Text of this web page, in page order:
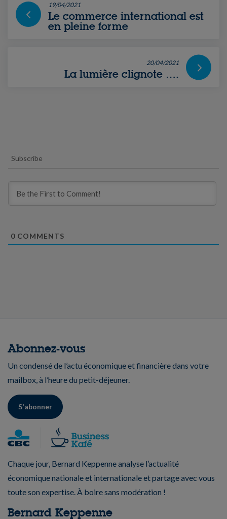
19/04/2021
Le commerce international est
en pleine forme
20/04/2021
La lumière clignote ….
Subscribe
0 COMMENTS
Abonnez-vous
Un condensé de l’actu économique et financière dans votre
mailbox, à l’heure du petit-déjeuner.
S'abonner
Chaque jour, Bernard Keppenne analyse l’actualité
économique nationale et internationale et partage avec vous
toute son expertise. À boire sans modération !
Bernard Keppenne